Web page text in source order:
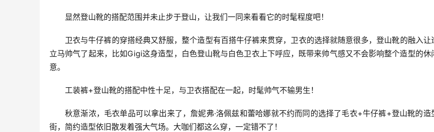
显然登山靴的搭配范围并未止步于登山，让我们一同来看看它的时髦程度吧！
卫衣与牛仔裤的穿搭经典又舒服，整个造型有百搭牛仔裤来贯穿，卫衣的选择就随意很多，登山靴的融入让
立马帅气了起来，比如Gigi这身造型，白色登山靴与白色卫衣上下呼应，既带来帅气感又不会影响整个造型的休
意。
工装裤+登山靴的搭配中性十足，与卫衣搭配在一起，时髦帅气不输男生！
秋意渐浓，毛衣单品可以拿出来了，詹妮弗·洛佩兹和蕾哈娜就不约而同的选择了毛衣+牛仔裤+登山靴的造
街，简约造型依旧散发着强大气场。大咖们都这么穿，一定错不了！